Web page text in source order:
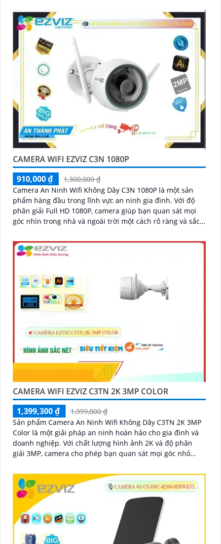
CAMERA WIFI EZVIZ C3N 1080P
910,000 ₫
1,300,000 ₫
Camera An Ninh Wifi Không Dây C3N 1080P là một sản
phẩm hàng đầu trong lĩnh vực an ninh gia đình. Với độ
phân giải Full HD 1080P, camera giúp bạn quan sát mọi
góc nhìn trong nhà và ngoài trời một cách rõ ràng và sắc
CAMERA WIFI EZVIZ C3TN 2K 3MP COLOR
1,399,300 ₫
1,999,000 ₫
Sản phẩm Camera An Ninh Wifi Không Dây C3TN 2K 3MP
Color là một giải pháp an ninh hoàn hảo cho gia đình và
doanh nghiệp. Với chất lượng hình ảnh 2K và độ phân
giải 3MP, camera cho phép bạn quan sát mọi góc nhỏ